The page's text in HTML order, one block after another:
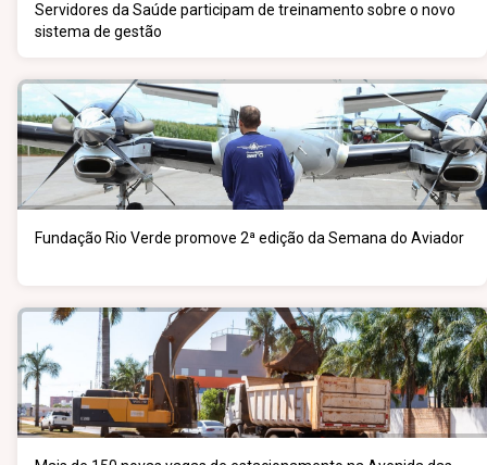
Servidores da Saúde participam de treinamento sobre o novo
sistema de gestão
Fundação Rio Verde promove 2ª edição da Semana do Aviador